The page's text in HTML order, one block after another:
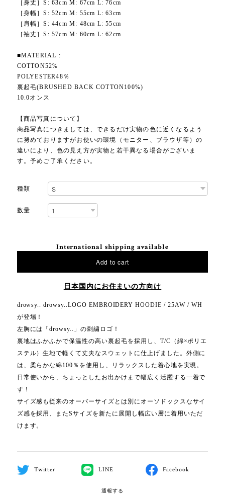
［身丈］S: 63cm M: 67cm L: 76cm
［身幅］S: 52cm M: 55cm L: 63cm
［肩幅］S: 44cm M: 48cm L: 55cm
［袖丈］S: 57cm M: 60cm L: 62cm
■MATERIAL :
COTTON52%
POLYESTER48％
裏起毛(BRUSHED BACK COTTON100%)
10.0オンス
【商品写真について】
商品写真につきましては、できるだけ実物の色に近くなるよう
に努めておりますがお使いの環境（モニター、ブラウザ等）の
違いにより、色の見え方が実物と若干異なる場合がございま
す。予めご了承ください。
種類
数量
International shipping available
Add to cart
日本国内にお住まいの方向け
drowsy.. drowsy..LOGO EMBROIDERY HOODIE / 25AW / WH
が登場！
左胸には「drowsy..」の刺繍ロゴ！
裏地はふかふかで保温性の高い裏起毛を採用し、T/C（綿×ポリエ
ステル）生地で軽くて丈夫なスウェットに仕上げました。外側に
は、柔らかな綿100％を使用し、リラックスした着心地を実現。
日常使いから、ちょっとしたお出かけまで幅広く活躍する一着で
す！
サイズ感も従来のオーバーサイズとは別にオーソドックスなサイ
ズ感を採用、またSサイズを新たに展開し幅広い層に着用いただ
けます。
Twitter LINE Facebook
通報する